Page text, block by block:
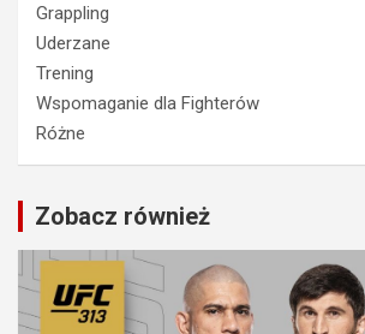
Grappling
Uderzane
Trening
Wspomaganie dla Fighterów
Różne
Zobacz również